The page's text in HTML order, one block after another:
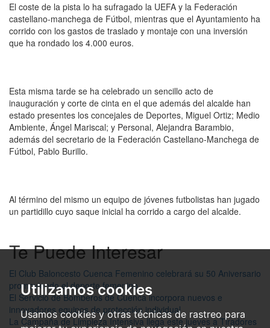
Utilizamos cookies
Usamos cookies y otras técnicas de rastreo para
El coste de la pista lo ha sufragado la UEFA y la Federación
castellano-manchega de Fútbol, mientras que el Ayuntamiento ha
corrido con los gastos de traslado y montaje con una inversión
que ha rondado los 4.000 euros.
Esta misma tarde se ha celebrado un sencillo acto de
inauguración y corte de cinta en el que además del alcalde han
estado presentes los concejales de Deportes, Miguel Ortiz; Medio
Ambiente, Ángel Mariscal; y Personal, Alejandra Barambio,
además del secretario de la Federación Castellano-Manchega de
Fútbol, Pablo Burillo.
Al término del mismo un equipo de jóvenes futbolistas han jugado
un partidillo cuyo saque inicial ha corrido a cargo del alcalde.
Te Puede Interesar
El Club Baloncesto Cuenca Femenino celebrará su 50 Aniversario
promoviendo el deporte femenino
El Servicio de Bomberos de Cuenca incorpora nuevos e
innovadores equipos de protección individual
La Campaña de Limpieza Intensiva llega este jueves a Tiradores